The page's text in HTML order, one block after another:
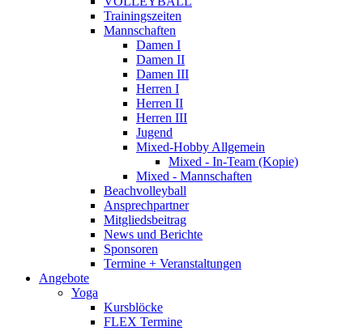
Trainingszeiten
Mannschaften
Damen I
Damen II
Damen III
Herren I
Herren II
Herren III
Jugend
Mixed-Hobby Allgemein
Mixed - In-Team (Kopie)
Mixed - Mannschaften
Beachvolleyball
Ansprechpartner
Mitgliedsbeitrag
News und Berichte
Sponsoren
Termine + Veranstaltungen
Angebote
Yoga
Kursblöcke
FLEX Termine